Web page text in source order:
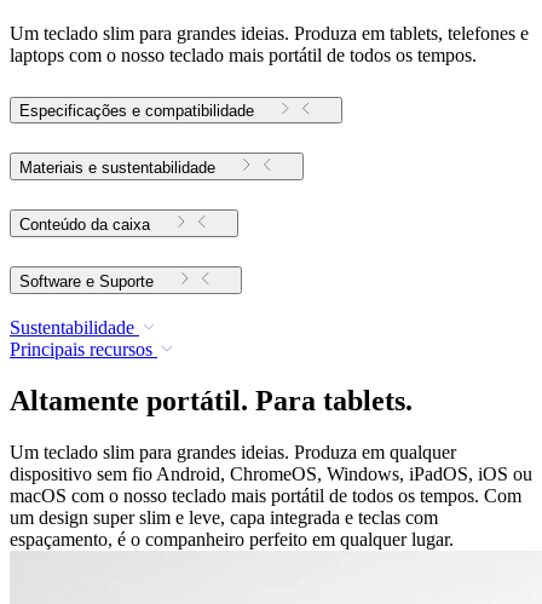
Um teclado slim para grandes ideias. Produza em tablets, telefones e
laptops com o nosso teclado mais portátil de todos os tempos.
Especificações e compatibilidade
Materiais e sustentabilidade
Conteúdo da caixa
Software e Suporte
Sustentabilidade
Principais recursos
Altamente portátil. Para tablets.
Um teclado slim para grandes ideias. Produza em qualquer
dispositivo sem fio Android, ChromeOS, Windows, iPadOS, iOS ou
macOS com o nosso teclado mais portátil de todos os tempos. Com
um design super slim e leve, capa integrada e teclas com
espaçamento, é o companheiro perfeito em qualquer lugar.